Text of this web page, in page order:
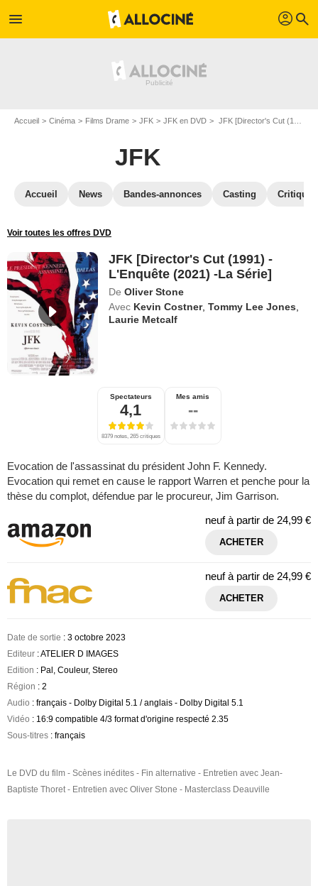
menu profil search
Accueil Cinéma Films Drame JFK JFK en DVD JFK [Director's Cut (1991) -L'Enquête (2021) -La Série]
JFK
Accueil News Bandes-annonces Casting
Voir toutes les offres DVD
JFK [Director's Cut (1991) -
L'Enquête (2021) -La Série]
De Oliver Stone
Avec Kevin Costner,Tommy Lee Jones
Laurie Metcalf
Spectateurs
4,1
8379 notes, 265 critiques
Mes amis
--
Evocation de l'assassinat du président John F. Kennedy.
Evocation qui remet en cause le rapport Warren et penche pour la
thèse du complot, défendue par le procureur, Jim Garrison.
neuf à partir de 24,99 €
ACHETER
neuf à partir de 24,99 €
ACHETER
Date de sortie : 3 octobre 2023
Editeur : ATELIER D IMAGES
Edition : Pal, Couleur, Stereo
Région : 2
Audio : français - Dolby Digital 5.1 / anglais - Dolby Digital 5.1
Vidéo : 16:9 compatible 4/3 format d'origine respecté 2.35
Sous-titres : français
Le DVD du film - Scènes inédites - Fin alternative - Entretien avec Jean-
Baptiste Thoret - Entretien avec Oliver Stone - Masterclass Deauville